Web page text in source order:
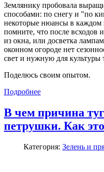
Землянику пробовала
способами: по снегу и "по
некоторые нюансы в каждом
помните, что после всходов
из окна, или досветка
оконном огороде нет
свет и нужную для культуры
Поделюсь своим опытом.
Подробнее
В чем причина
петрушки. Как
Категория: Зелень и